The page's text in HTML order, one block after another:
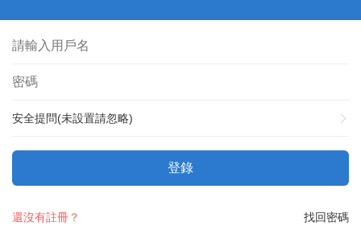
安全提問(未設置請忽略)
登錄
找回密碼
還沒有註冊？